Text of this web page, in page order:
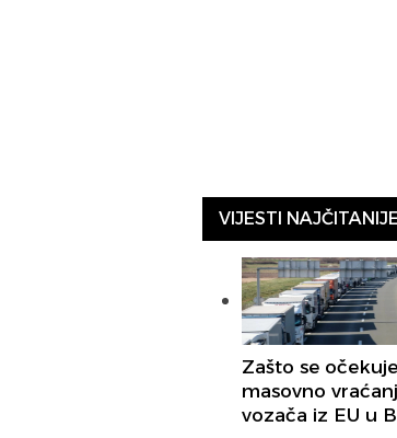
VIJESTI NAJČITANIJE
Zašto se očekuje
masovno
vozača iz EU u